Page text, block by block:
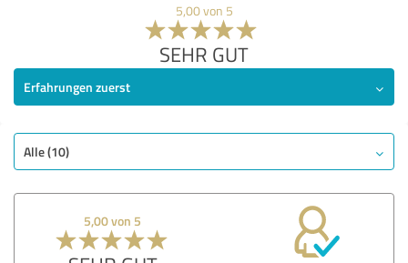
5,00 von 5
SEHR GUT
Erfahrungen zuerst
Alle (10)
5,00 von 5